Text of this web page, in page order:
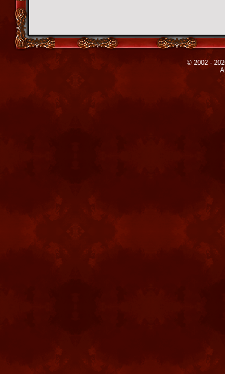
© 2002 -